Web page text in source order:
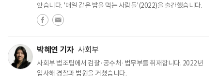
았습니다. '매일 같은 밥을 먹는 사람들'(2022)을 출간했습니다.
박혜연 기자 사회부
사회부 법조팀에서 검찰·공수처·법무부를 취재합니다. 2022년
입사해 경찰과 법원을 거쳤습니다.